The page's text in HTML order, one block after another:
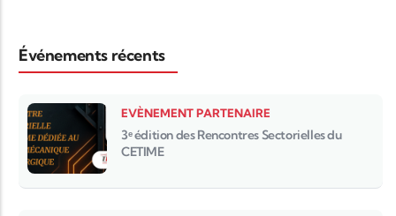
Événements récents
EVÈNEMENT PARTENAIRE
3ᵉ édition des Rencontres Sectorielles du
CETIME